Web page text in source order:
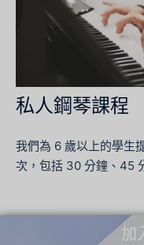
私人鋼琴課程
我們為 6 歲以上的學生
次，包括 30 分鐘、45
加